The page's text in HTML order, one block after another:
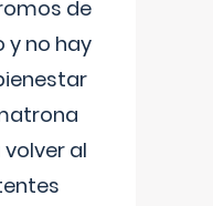
de
no hay
al